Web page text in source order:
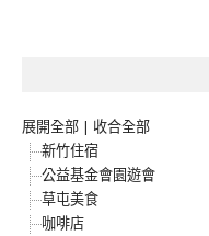
展開全部 | 收合全部
新竹住宿
公益基金會園遊會
草屯美食
咖啡店